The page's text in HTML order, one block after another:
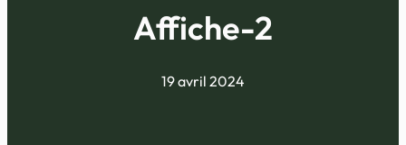
Affiche-2
19 avril 2024